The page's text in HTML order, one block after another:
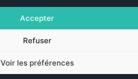
Accepter
Refuser
Voir les préférences